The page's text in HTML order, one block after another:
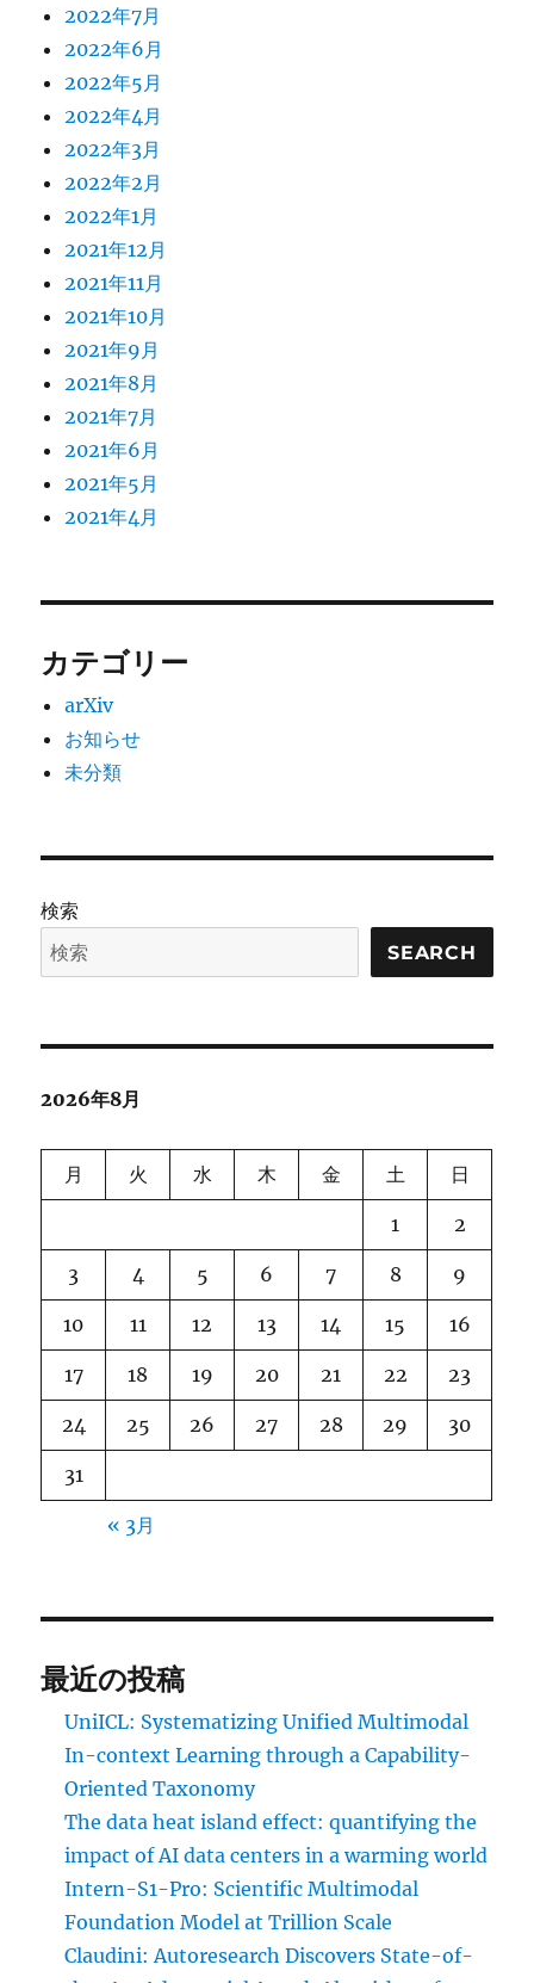
2022年7月
2022年6月
2022年5月
2022年4月
2022年3月
2022年2月
2022年1月
2021年12月
2021年11月
2021年10月
2021年9月
2021年8月
2021年7月
2021年6月
2021年5月
2021年4月
カテゴリー
arXiv
お知らせ
未分類
検索
SEARCH
2026年8月
月 火 水 木 金 土 日
1 2
3 4 5 6 7 8 9
10 11 12 13 14 15 16
17 18 19 20 21 22 23
24 25 26 27 28 29 30
31
« 3月
最近の投稿
UniICL: Systematizing Unified Multimodal
In-context Learning through a Capability-
Oriented Taxonomy
The data heat island effect: quantifying the
impact of AI data centers in a warming world
Intern-S1-Pro: Scientific Multimodal
Foundation Model at Trillion Scale
Claudini: Autoresearch Discovers State-of-